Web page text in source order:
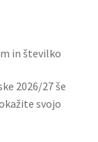
in številko
2026/27 še
svojo